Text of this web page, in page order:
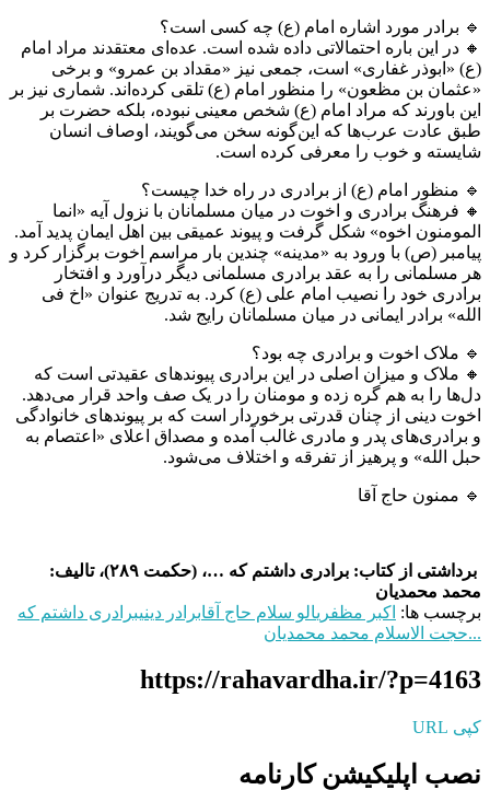
🔹 برادر مورد اشاره امام (ع) چه کسی است؟
🔸 در این باره احتمالاتی داده شده است. عده‌ای معتقدند مراد امام
(ع) «ابوذر غفاری» است، جمعی نیز «مقداد بن عمرو» و برخی
«عثمان بن مظعون» را منظور امام (ع) تلقی کرده‌اند. شماری نیز بر
این باورند که مراد امام (ع) شخص معینی نبوده، بلکه حضرت بر
طبق عادت عرب‌ها که این‌گونه سخن می‌گویند، اوصاف انسان
شایسته و خوب را معرفی کرده است.
🔹 منظور امام (ع) از برادری در راه خدا چیست؟
🔸 فرهنگ برادری و اخوت در میان مسلمانان با نزول آیه «انما
المومنون اخوه» شکل گرفت و پیوند عمیقی بین اهل ایمان پدید آمد.
پیامبر (ص) با ورود به «مدینه» چندین بار مراسم اخوت برگزار کرد و
هر مسلمانی را به عقد برادری مسلمانی دیگر درآورد و افتخار
برادری خود را نصیب امام علی (ع) کرد. به تدریج عنوان «اخ فی
الله» برادر ایمانی در میان مسلمانان رایج شد.
🔹 ملاک اخوت و برادری چه بود؟
🔸 ملاک و میزان اصلی در این برادری پیوندهای عقیدتی است که
دل‌ها را به هم گره زده و مومنان را در یک صف واحد قرار می‌دهد.
اخوت دینی از چنان قدرتی برخوردار است که بر پیوندهای خانوادگی
و برادری‌های پدر و مادری غالب آمده و مصداق اعلای «اعتصام به
حبل الله» و پرهیز از تفرقه و اختلاف می‌شود.
🔹 ممنون حاج آقا
برداشتی از کتاب: برادری داشتم که …، (حکمت ۲۸۹)، تالیف:
محمد محمدیان
برچسب ها: اکبر مظفریالو سلام حاج آقابرادر دینیبرادری داشتم که
...حجت الاسلام محمد محمدیان
https://rahavardha.ir/?p=4163
کپی URL
نصب اپلیکیشن کارنامه